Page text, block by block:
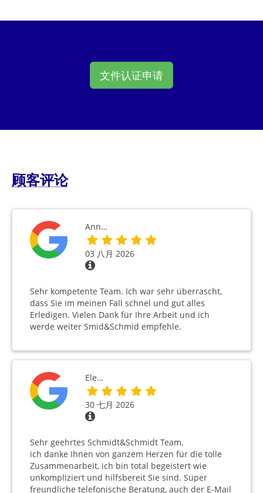
文件认证申请
顾客评论
Ann…
03 八月 2026
Sehr kompetente Team. Ich war sehr überrascht,
dass Sie im meinen Fall schnel und gut alles
Erledigen. Vielen Dank für Ihre Arbeit und ich
werde weiter Smid&Schmid empfehle.
Ele…
30 七月 2026
Sehr geehrtes Schmidt&Schmidt Team,
ich danke Ihnen von ganzem Herzen für die tolle
Zusammenarbeit, ich bin total begeistert wie
unkompliziert und hilfsbereit Sie sind. Super
freundliche telefonische Beratung, auch der E-Mail